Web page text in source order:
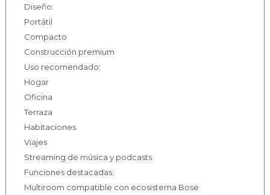
Diseño:
Portátil
Compacto
Construcción premium
Uso recomendado:
Hogar
Oficina
Terraza
Habitaciones
Viajes
Streaming de música y podcasts
Funciones destacadas:
Multiroom compatible con ecosistema Bose